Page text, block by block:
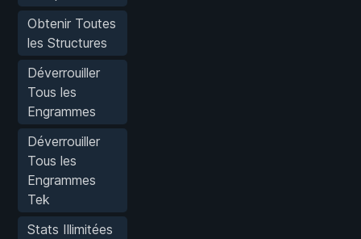
Obtenir Toutes
les Structures
Déverrouiller
Tous les
Engrammes
Déverrouiller
Tous les
Engrammes
Tek
Stats Illimitées